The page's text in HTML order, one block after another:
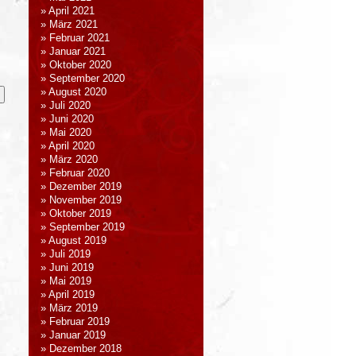
April 2021
März 2021
Februar 2021
Januar 2021
Oktober 2020
September 2020
August 2020
Juli 2020
Juni 2020
Mai 2020
April 2020
März 2020
Februar 2020
Dezember 2019
November 2019
Oktober 2019
September 2019
August 2019
Juli 2019
Juni 2019
Mai 2019
April 2019
März 2019
Februar 2019
Januar 2019
Dezember 2018